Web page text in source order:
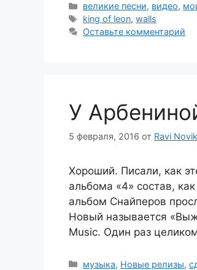
Рубрики
великие песни, видео,
Метки
king of leon,walls
Оставьте комментарий
У
5 февраля, 2016 от Ravi
Хороший. Писали, как
альбома «4» состав,
альбом Снайперов
Новый называется
Music. Один раз
Рубрики
музыка, Новые релизы,